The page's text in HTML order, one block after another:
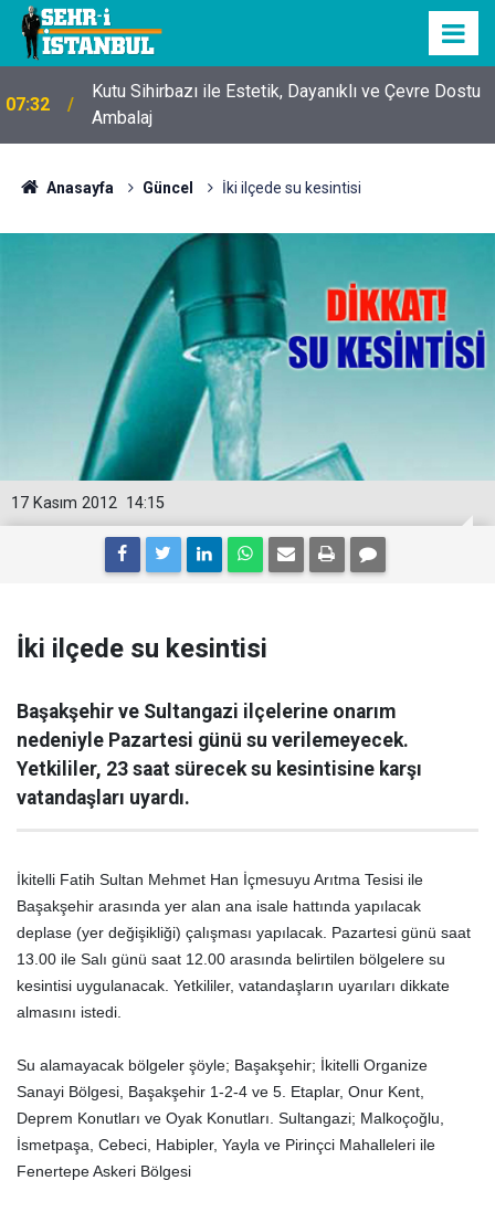
07:32
Kutu Sihirbazı ile Estetik, Dayanıklı ve Çevre Dostu
Ambalaj
Anasayfa Güncel İki ilçede su kesintisi
14:15
17 Kasım 2012
İki ilçede su kesintisi
Başakşehir ve Sultangazi ilçelerine onarım
nedeniyle Pazartesi günü su verilemeyecek.
Yetkililer, 23 saat sürecek su kesintisine karşı
vatandaşları uyardı.
İkitelli Fatih Sultan Mehmet Han İçmesuyu Arıtma Tesisi ile
Başakşehir arasında yer alan ana isale hattında yapılacak
deplase (yer değişikliği) çalışması yapılacak. Pazartesi günü saat
13.00 ile Salı günü saat 12.00 arasında belirtilen bölgelere su
kesintisi uygulanacak. Yetkililer, vatandaşların uyarıları dikkate
almasını istedi.
Su alamayacak bölgeler şöyle; Başakşehir; İkitelli Organize
Sanayi Bölgesi, Başakşehir 1-2-4 ve 5. Etaplar, Onur Kent,
Deprem Konutları ve Oyak Konutları. Sultangazi; Malkoçoğlu,
İsmetpaşa, Cebeci, Habipler, Yayla ve Pirinçci Mahalleleri ile
Fenertepe Askeri Bölgesi